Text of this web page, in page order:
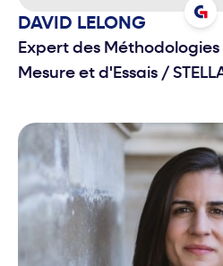
DAVID LELONG
Expert des
Mesure et d'Essais /